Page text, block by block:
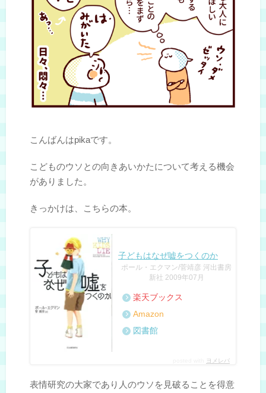
こんばんはpikaです。
こどものウソとの向きあいかたについて考える機会
がありました。
きっかけは、こちらの本。
子どもはなぜ嘘をつくのか
ヨメレバ
ポール・エクマン/菅靖彦 河出書房
新社 2009年07月
楽天ブックス
Amazon
図書館
表情研究の大家であり人のウソを見破ることを得意